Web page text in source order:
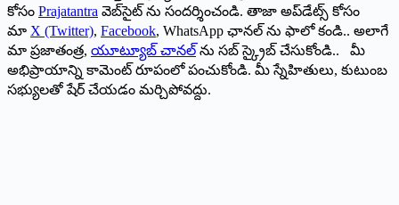
కోసం Prajatantra వెబ్‌సైట్ ను సందర్శించండి. తాజా అప్‌డేట్స్ కోసం
మా X (Twitter), Facebook, WhatsApp ఛానల్ ను ఫాలో కండి.. అలాగే
మా ప్రజాతంత్ర, యూట్యూబ్ చానల్ ను సబ్ స్క్రైబ్ చేసుకోండి.. మీ
అభిప్రాయాన్ని కామెంట్ రూపంలో పంచుకోండి. మీ స్నేహితులు, కుటుంబ
సభ్యులతో షేర్ చేయడం మర్చిపోవద్దు.